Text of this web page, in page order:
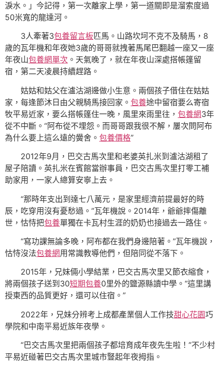
淚水。」今記得，第一次離家上學，第一道關即是溜索度過
50米寬的龍達河。
3人牽著3包養留言板匹馬。山路坎坷不克不及騎馬，8
歲的瓦年機和年夜她3歲的哥哥就拽著馬尾巴翻越一座又一座
年夜山包養網單次 。天氣晚了，就在年夜山深處搭帳篷留
宿，第二天凌晨持續趕路。
姑姑和姑父在瀘沽湖邊做小生意。兩個孩子借住在姑姑
家，每逢節沐日由父親騎馬接回家。 包養途中留宿要么寄宿
牧平易近家，要么搭帳篷住一晚，風里來雨里往， 包養網3年
從不中斷。“阿布從不埋怨。而哥哥跟我很不解，屢次問阿布
為什么要上這么遠的黌舍。 包養價格”
2012年9月，巴交古馬次里和老婆英扎米到瀘沽湖租了
屋子陪讀。英扎米在賓館當辦事員，巴交古馬次里打零工補
助家用，一家人總算安寧上去。
“那時年支出到達七八萬元，是家里經濟前提最好的時
辰，吃穿用沒有憂愁過。”瓦年機說。2014年，爺爺摔傷離
世，怙恃把包養單獨在卡瓦村生涯的奶奶也接過去一路住。
“寫功課無論多晚，阿布都在我們身邊陪著。”瓦年機說，
怙恃沒法包養網用常識教導他們，但陪同從不落下。
2015年，兄妹倆小學結業，巴交古馬次里又節衣縮食，
將兩個孩子送到30短期包養0里外的鹽源縣讀中學。“這里講
授東西的品質更好，還可以住宿。”
2022年，兄妹分辨考上成都產業個人工作技甜心花園巧
學院和中南平易近族年夜學。
“巴交古馬次里把兩個孩子都培育成年夜先生啦！”不少村
平易近碰著巴交古馬次里城市豎起年夜拇指。